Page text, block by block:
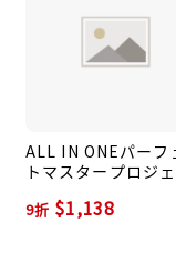
問要求パターン
験に特化した、
す。ぜひ、本書
験」があります
こともあり、本
せん。姉妹書の
ALL IN ONEパーフ
トマスタープロジ
版
9折 $1,138